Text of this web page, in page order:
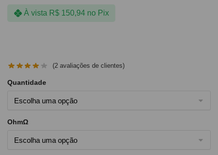
À vista R$150,94 no Pix
(2 avaliações de clientes)
Quantidade
OhmΩ